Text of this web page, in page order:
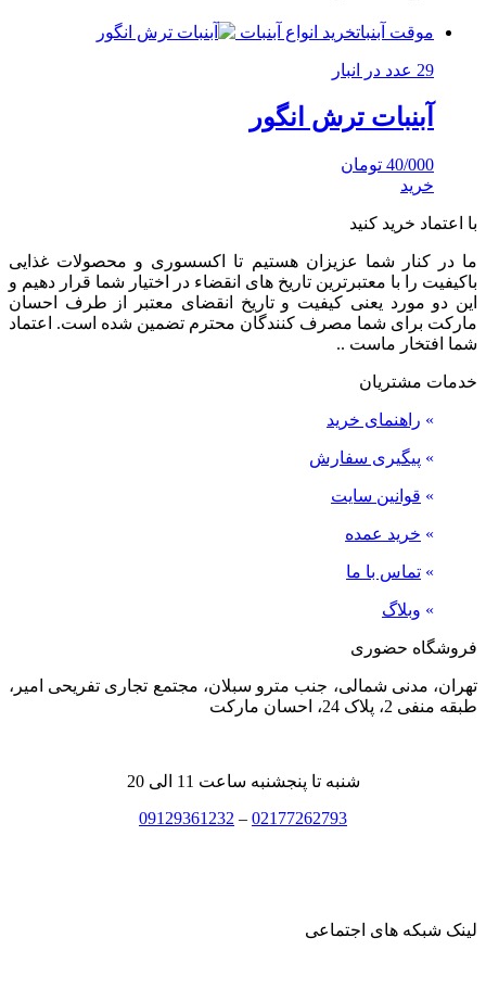
موقت آبنباتخرید انواع آبنبات
29 عدد در انبار
آبنبات ترش انگور
40/000 تومان
خرید
با اعتماد خرید کنید
ما در کنار شما عزیزان هستیم تا اکسسوری و محصولات غذایی
باکیفیت را با معتبرترین تاریخ های انقضاء در اختیار شما قرار دهیم و
این دو مورد یعنی کیفیت و تاریخ انقضای معتبر از طرف احسان
مارکت برای شما مصرف کنندگان محترم تضمین شده است. اعتماد
شما افتخار ماست ..
خدمات مشتریان
» راهنمای خرید
» پیگیری سفارش
» قوانین سایت
» خرید عمده
» تماس با ما
» وبلاگ
فروشگاه حضوری
تهران، مدنی شمالی، جنب مترو سبلان، مجتمع تجاری تفریحی امیر،
طبقه منفی 2، پلاک 24، احسان مارکت
شنبه تا پنجشنبه ساعت 11 الی 20
02177262793
–
09129361232
لینک شبکه های اجتماعی